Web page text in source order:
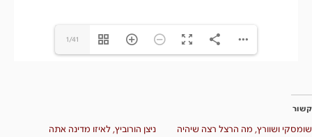
1/41
קשור
שומסקי ושוורץ, מה הרצל רצה שיהיה
ניצן הורוביץ, לאיזו מדינה אתה